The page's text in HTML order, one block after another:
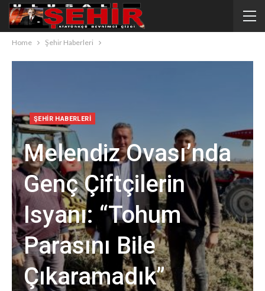
Home Şehir Haberleri
ŞEHIR HABERLERI
Melendiz Ovası’nda
Genç Çiftçilerin
Isyanı: “Tohum
Parasını Bile
Çıkaramadık”